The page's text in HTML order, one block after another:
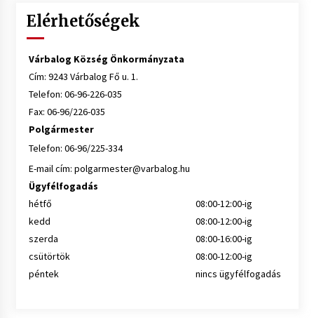
Elérhetőségek
Várbalog Község Önkormányzata
Cím: 9243 Várbalog Fő u. 1.
Telefon: 06-96-226-035
Fax: 06-96/226-035
Polgármester
Telefon: 06-96/225-334
E-mail cím: polgarmester@varbalog.hu
Ügyfélfogadás
hétfő
08:00-12:00-ig
kedd
08:00-12:00-ig
szerda
08:00-16:00-ig
csütörtök
08:00-12:00-ig
péntek
nincs ügyfélfogadás